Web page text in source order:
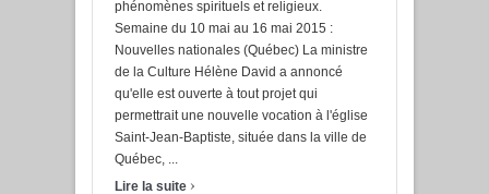
phénomènes spirituels et religieux.
Semaine du 10 mai au 16 mai 2015 :
Nouvelles nationales (Québec) La ministre
de la Culture Hélène David a annoncé
qu'elle est ouverte à tout projet qui
permettrait une nouvelle vocation à l'église
Saint-Jean-Baptiste, située dans la ville de
Québec, ...
Lire la suite ›